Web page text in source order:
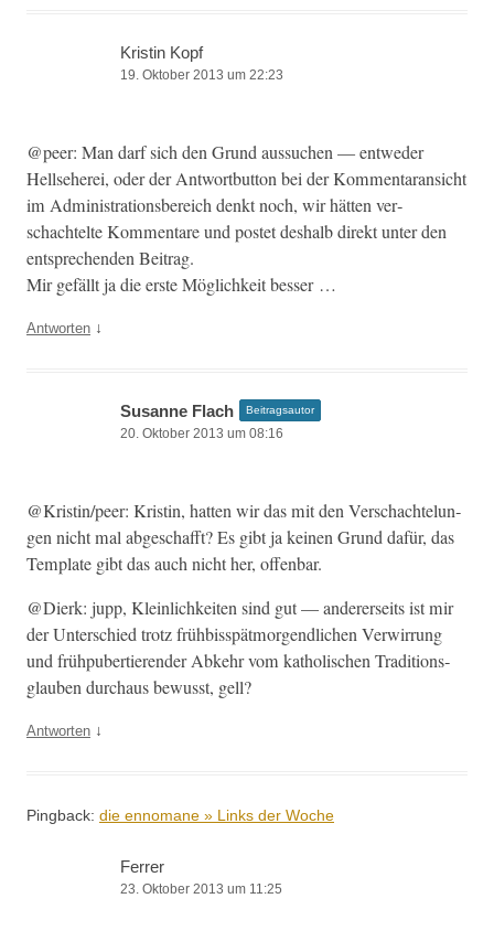
Kristin Kopf
19. Oktober 2013 um 22:23
@peer: Man darf sich den Grund aus­suchen — entwed­er
Hellse­herei, oder der Antwort­but­ton bei der Kom­men­taran­sicht
im Admin­is­tra­tions­bere­ich denkt noch, wir hät­ten ver­
schachtelte Kom­mentare und postet deshalb direkt unter den
entsprechen­den Beitrag.
Mir gefällt ja die erste Möglichkeit besser …
Antworten ↓
Susanne Flach Beitragsautor
20. Oktober 2013 um 08:16
@Kristin/peer: Kristin, hat­ten wir das mit den Ver­schachtelun­
gen nicht mal abgeschafft? Es gibt ja keinen Grund dafür, das
Tem­plate gibt das auch nicht her, offenbar.
@Dierk: jupp, Klein­lichkeit­en sind gut — ander­er­seits ist mir
der Unter­schied trotz früh­bis­spät­mor­gendlichen Ver­wirrung
und früh­pu­bertieren­der Abkehr vom katholis­chen Tra­di­tion­s­
glauben dur­chaus bewusst, gell?
Antworten ↓
Pingback: die ennomane » Links der Woche
Ferrer
23. Oktober 2013 um 11:25